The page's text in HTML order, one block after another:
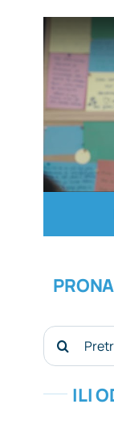
Search
for:
ILI